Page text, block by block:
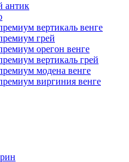
антик
вертикаль венге
грей
орегон венге
вертикаль грей
модена венге
виргиния венге